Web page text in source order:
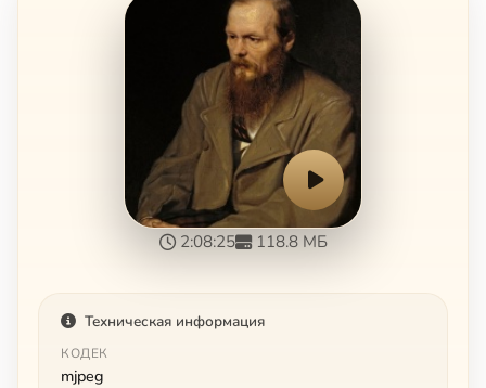
2:08:25 118.8 МБ
Техническая информация
КОДЕК
mjpeg